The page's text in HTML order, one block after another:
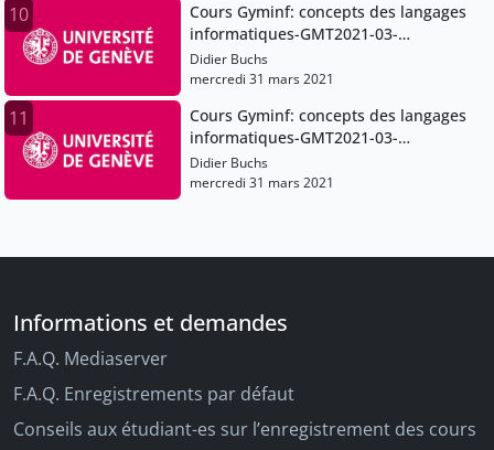
10
Cours Gyminf: concepts des langages
informatiques-GMT2021-03-
13T12:41:56Z
Didier Buchs
mercredi 31 mars 2021
11
Cours Gyminf: concepts des langages
informatiques-GMT2021-03-
13T07:59:00Z
Didier Buchs
mercredi 31 mars 2021
Informations et demandes
F.A.Q. Mediaserver
F.A.Q. Enregistrements par défaut
Conseils aux étudiant-es sur l’enregistrement des cours